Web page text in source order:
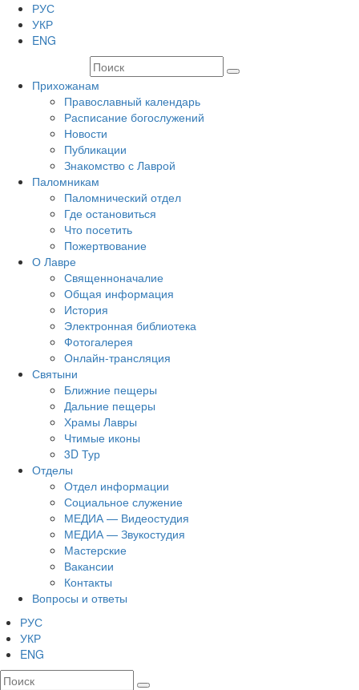
РУС
УКР
ENG
Прихожанам
Православный календарь
Расписание богослужений
Новости
Публикации
Знакомство с Лаврой
Паломникам
Паломнический отдел
Где остановиться
Что посетить
Пожертвование
О Лавре
Священноначалие
Общая информация
История
Электронная библиотека
Фотогалерея
Онлайн-трансляция
Святыни
Ближние пещеры
Дальние пещеры
Храмы Лавры
Чтимые иконы
3D Тур
Отделы
Отдел информации
Социальное служение
МЕДИА — Видеостудия
МЕДИА — Звукостудия
Мастерские
Вакансии
Контакты
Вопросы и ответы
РУС
УКР
ENG